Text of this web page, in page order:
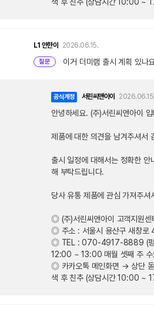
L1 안한이 2026.06.15.
질문 이거 더미램 출시 계획 있나
공식계정 서린씨앤아이 2026.06.15.
안녕하세요. (주)서린씨앤아이 입
제품에 대한 의견을 남겨주셔서
출시 일정에 대해서는 정확한
해 부탁드립니다.
당사 유통 제품에 관심 가져주셔
◎ (주)서린씨앤아이 고객지원센
◎ 주소 : 서울시 용산구 새창
◎ TEL : 070-4917-8889 (
12:00 ~ 13:00 매월 셋째 주 수
◎ 카카오톡 메인화면 → 상단
색 후 친추 (상담시간 10:00 ~